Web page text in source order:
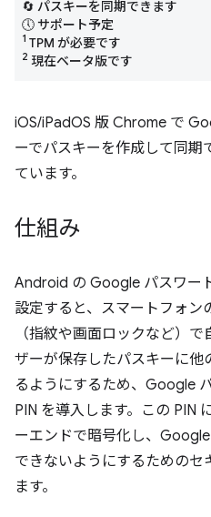
🔄 パスキーを同期できます
🕔 サポート予定
1 TPM が必要です
2 現在ベータ版です
iOS/iPadOS 版 Chrome で
ーでパスキーを作成して同期
ています。
仕組み
Android の Google パスワー
設定すると、スマートフォン
（指紋や画面ロックなど）
ザーが保存したパスキーに他
るようにするため、Google
PIN を導入します。この PIN
ーエンドで暗号化し、
できないようにするための
ます。